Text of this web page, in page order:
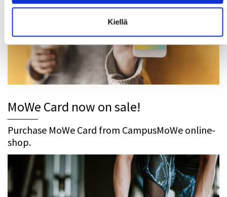
Kiellä
MoWe Card now on sale!
Purchase MoWe Card from CampusMoWe online-
shop.